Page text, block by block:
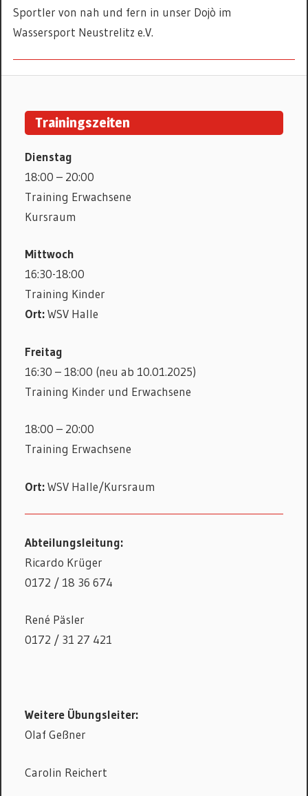
Sportler von nah und fern in unser Dojò im
Wassersport Neustrelitz e.V.
Trainingszeiten
Dienstag
18:00 – 20:00
Training Erwachsene
Kursraum
Mittwoch
16:30-18:00
Training Kinder
Ort:WSV Halle
Freitag
16:30 – 18:00 (neu ab 10.01.2025)
Training Kinder und Erwachsene
18:00 – 20:00
Training Erwachsene
Ort:WSV Halle/Kursraum
Abteilungsleitung:
Ricardo Krüger
0172 / 18 36 674
René Päsler
0172 / 31 27 421
Weitere Übungsleiter:
Olaf Geßner
Carolin Reichert